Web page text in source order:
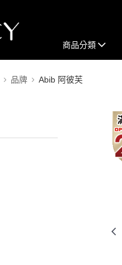
商品分類
品牌 Abib 阿彼芙